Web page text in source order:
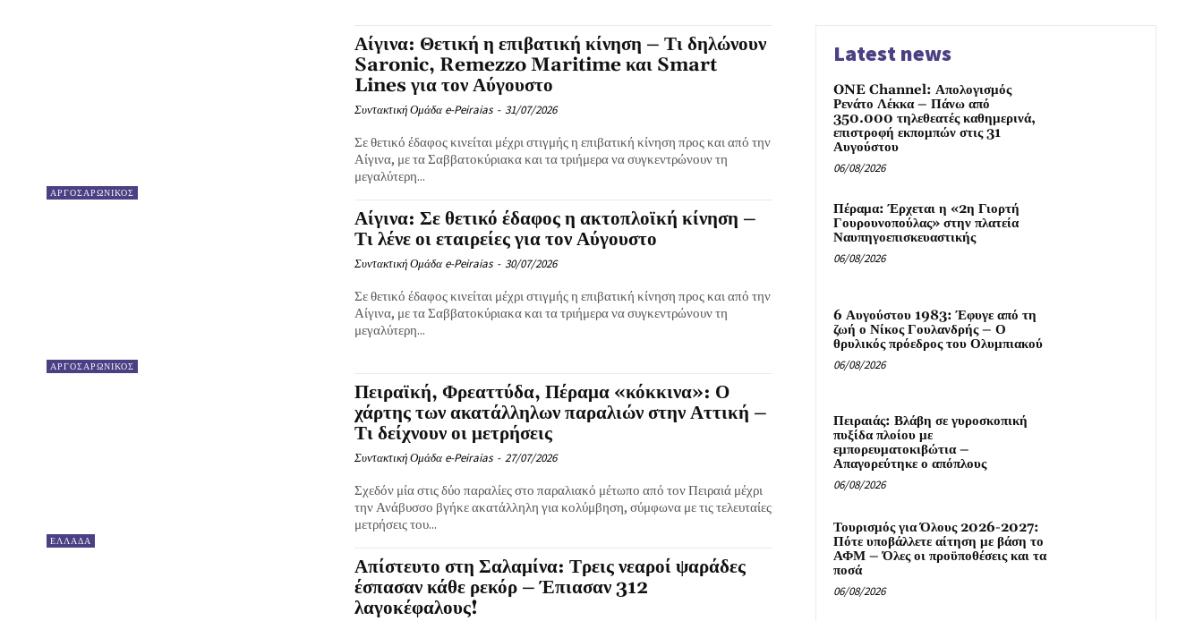
ΑΡΓΟΣΑΡΩΝΙΚΟΣ
Αίγινα: Θετική η επιβατική κίνηση – Τι δηλώνουν
Saronic, Remezzo Maritime και Smart
Lines για τον Αύγουστο
Συντακτική Ομάδα e-Peiraias - 31/07/2026
Σε θετικό έδαφος κινείται μέχρι στιγμής η επιβατική κίνηση προς και από την
Αίγινα, με τα Σαββατοκύριακα και τα τριήμερα να συγκεντρώνουν τη
μεγαλύτερη...
ΑΡΓΟΣΑΡΩΝΙΚΟΣ
Αίγινα: Σε θετικό έδαφος η ακτοπλοϊκή κίνηση –
Τι λένε οι εταιρείες για τον Αύγουστο
Συντακτική Ομάδα e-Peiraias - 30/07/2026
Σε θετικό έδαφος κινείται μέχρι στιγμής η επιβατική κίνηση προς και από την
Αίγινα, με τα Σαββατοκύριακα και τα τριήμερα να συγκεντρώνουν τη
μεγαλύτερη...
ΕΛΛΑΔΑ
Πειραϊκή, Φρεαττύδα, Πέραμα «κόκκινα»: Ο
χάρτης των ακατάλληλων παραλιών στην Αττική –
Τι δείχνουν οι μετρήσεις
Συντακτική Ομάδα e-Peiraias - 27/07/2026
Σχεδόν μία στις δύο παραλίες στο παραλιακό μέτωπο από τον Πειραιά μέχρι
την Ανάβυσσο βγήκε ακατάλληλη για κολύμβηση, σύμφωνα με τις τελευταίες
μετρήσεις του...
Απίστευτο στη Σαλαμίνα: Τρεις νεαροί ψαράδες
έσπασαν κάθε ρεκόρ – Έπιασαν 312
λαγοκέφαλους!
Latest news
ONE Channel: Απολογισμός
Ρενάτο Λέκκα – Πάνω από
350.000 τηλεθεατές καθημερινά,
επιστροφή εκπομπών στις 31
Αυγούστου
06/08/2026
Πέραμα: Έρχεται η «2η Γιορτή
Γουρουνοπούλας» στην πλατεία
Ναυπηγοεπισκευαστικής
06/08/2026
6 Αυγούστου 1983: Έφυγε από τη
ζωή ο Νίκος Γουλανδρής – Ο
θρυλικός πρόεδρος του Ολυμπιακού
06/08/2026
Πειραιάς: Βλάβη σε γυροσκοπική
πυξίδα πλοίου με
εμπορευματοκιβώτια –
Απαγορεύτηκε ο απόπλους
06/08/2026
Τουρισμός για Όλους 2026-2027:
Πότε υποβάλλετε αίτηση με βάση το
ΑΦΜ – Όλες οι προϋποθέσεις και τα
ποσά
06/08/2026